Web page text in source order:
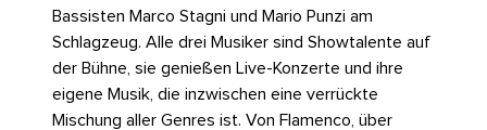
Bassisten Marco Stagni und Mario Punzi am
Schlagzeug. Alle drei Musiker sind Showtalente auf
der Bühne, sie genießen Live-Konzerte und ihre
eigene Musik, die inzwischen eine verrückte
Mischung aller Genres ist. Von Flamenco, über